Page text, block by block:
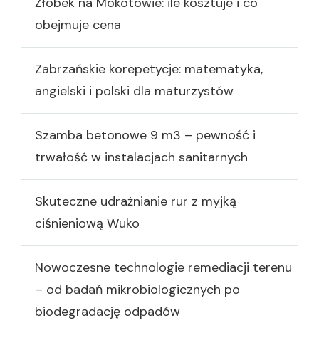
obejmuje cena
Zabrzańskie korepetycje: matematyka,
angielski i polski dla maturzystów
Szamba betonowe 9 m3 – pewność i
trwałość w instalacjach sanitarnych
Skuteczne udrażnianie rur z myjką
ciśnieniową Wuko
Nowoczesne technologie remediacji terenu
– od badań mikrobiologicznych po
biodegradację odpadów